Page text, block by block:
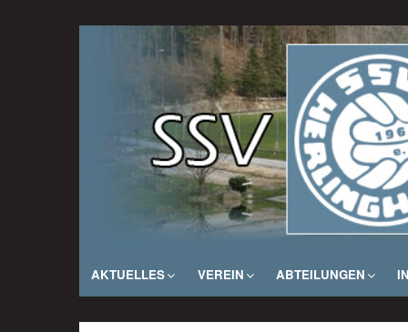
SSV Herlinghausen e. V.
AKTUELLES VEREIN ABTEILUNGEN